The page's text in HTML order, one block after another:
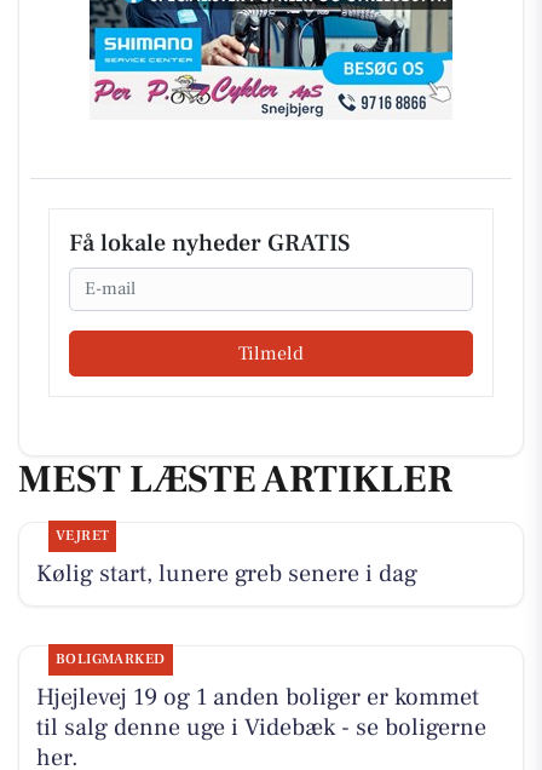
Få lokale nyheder GRATIS
Email
Tilmeld
MEST LÆSTE ARTIKLER
VEJRET
Kølig start, lunere greb senere i dag
BOLIGMARKED
Hjejlevej 19 og 1 anden boliger er kommet
til salg denne uge i Videbæk - se boligerne
her.